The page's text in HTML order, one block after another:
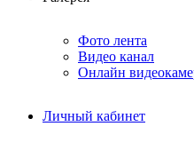
Фото лента
Видео канал
Онлайн
Личный кабинет